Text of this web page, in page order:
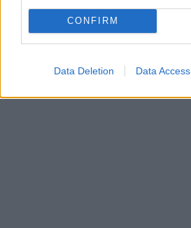
CONFIRM
Data Deletion Data Access